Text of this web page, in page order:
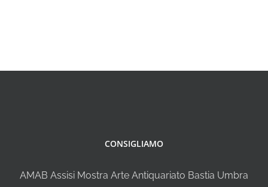
CONSIGLIAMO
AMAB Assisi Mostra Arte Antiquariato Bastia Umbra